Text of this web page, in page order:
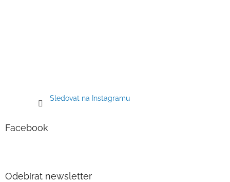
Sledovat na Instagramu
Facebook
Odebírat newsletter